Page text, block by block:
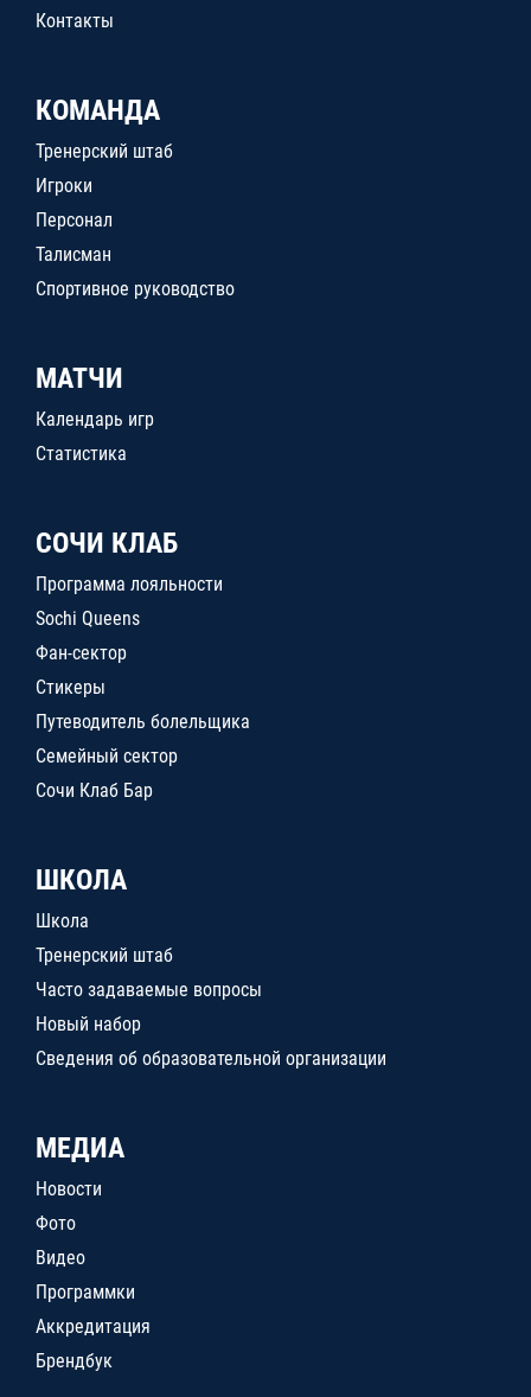
Контакты
КОМАНДА
Тренерский штаб
Игроки
Персонал
Талисман
Спортивное руководство
МАТЧИ
Календарь игр
Статистика
СОЧИ КЛАБ
Программа лояльности
Sochi Queens
Фан-сектор
Стикеры
Путеводитель болельщика
Семейный сектор
Сочи Клаб Бар
ШКОЛА
Школа
Тренерский штаб
Часто задаваемые вопросы
Новый набор
Сведения об образовательной организации
МЕДИА
Новости
Фото
Видео
Программки
Аккредитация
Брендбук